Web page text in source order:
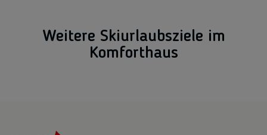
Weitere Skiurlaubsziele im
Komforthaus
Österreich